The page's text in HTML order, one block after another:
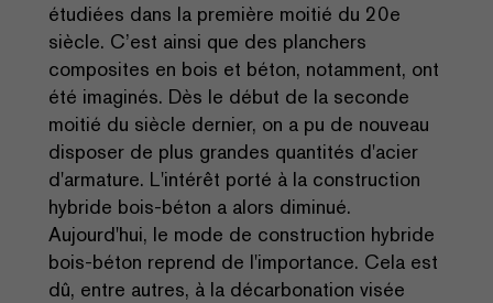
étudiées dans la première moitié du 20e
siècle. C’est ainsi que des planchers
composites en bois et béton, notamment, ont
été imaginés. Dès le début de la seconde
moitié du siècle dernier, on a pu de nouveau
disposer de plus grandes quantités d'acier
d'armature. L'intérêt porté à la construction
hybride bois-béton a alors diminué.
Aujourd'hui, le mode de construction hybride
bois-béton reprend de l'importance. Cela est
dû, entre autres, à la décarbonation visée